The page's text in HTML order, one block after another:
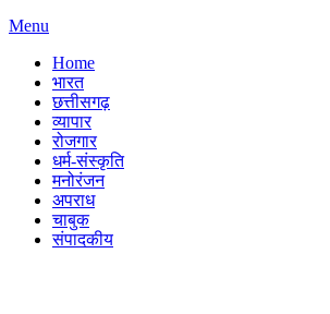
Menu
Home
भारत
छत्तीसगढ़
व्यापार
रोजगार
धर्म-संस्कृति
मनोरंजन
अपराध
चाबुक
संपादकीय